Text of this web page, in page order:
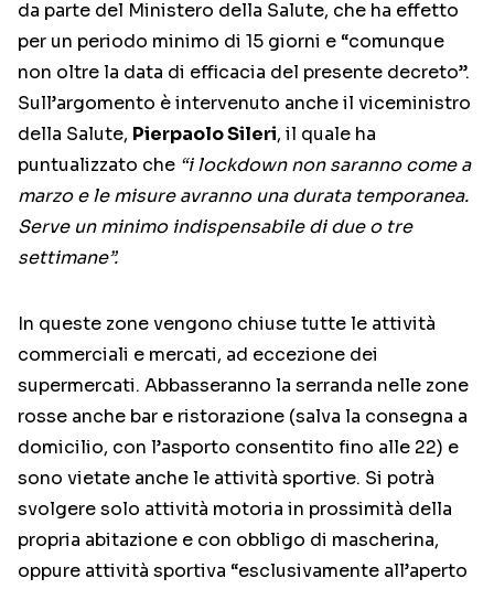
da parte del Ministero della Salute, che ha effetto
per un periodo minimo di 15 giorni e “comunque
non oltre la data di efficacia del presente decreto”.
Sull’argomento è intervenuto anche il viceministro
della Salute, Pierpaolo Sileri, il quale ha
puntualizzato che “i lockdown non saranno come a
marzo e le misure avranno una durata temporanea.
Serve un minimo indispensabile di due o tre
settimane”.
In queste zone vengono chiuse tutte le attività
commerciali e mercati, ad eccezione dei
supermercati. Abbasseranno la serranda nelle zone
rosse anche bar e ristorazione (salva la consegna a
domicilio, con l’asporto consentito fino alle 22) e
sono vietate anche le attività sportive. Si potrà
svolgere solo attività motoria in prossimità della
propria abitazione e con obbligo di mascherina,
oppure attività sportiva “esclusivamente all’aperto